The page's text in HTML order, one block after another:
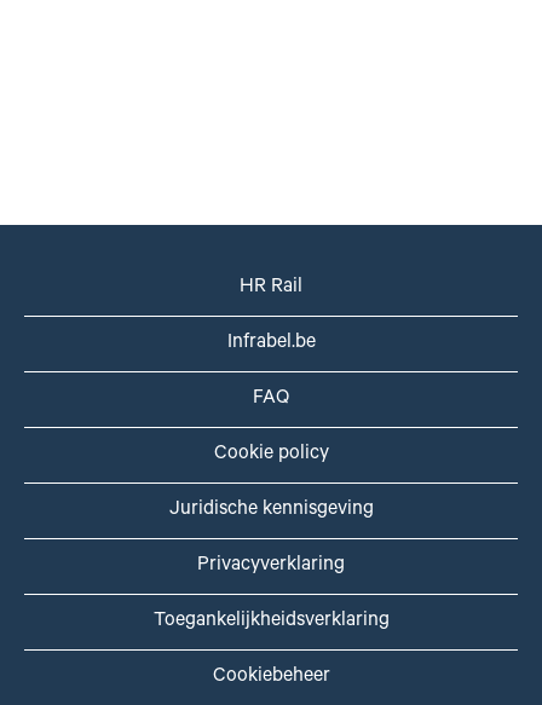
HR Rail
Infrabel.be
FAQ
Cookie policy
Juridische kennisgeving
Privacyverklaring
Toegankelijkheidsverklaring
Cookiebeheer